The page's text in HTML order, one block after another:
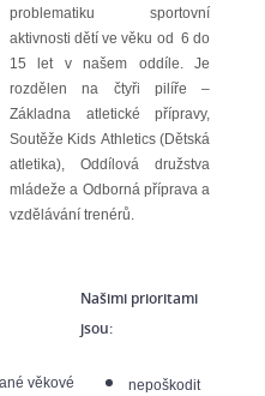
problematiku sportovní
aktivnosti dětí ve věku od 6 do
15 let v našem oddíle. Je
rozdělen na čtyři pilíře –
Základna atletické přípravy,
Soutěže Kids Athletics (Dětská
atletika), Oddílová družstva
mládeže a Odborná příprava a
vzdělávání trenérů.
Našimi prioritami
jsou:
věkové nepoškodit